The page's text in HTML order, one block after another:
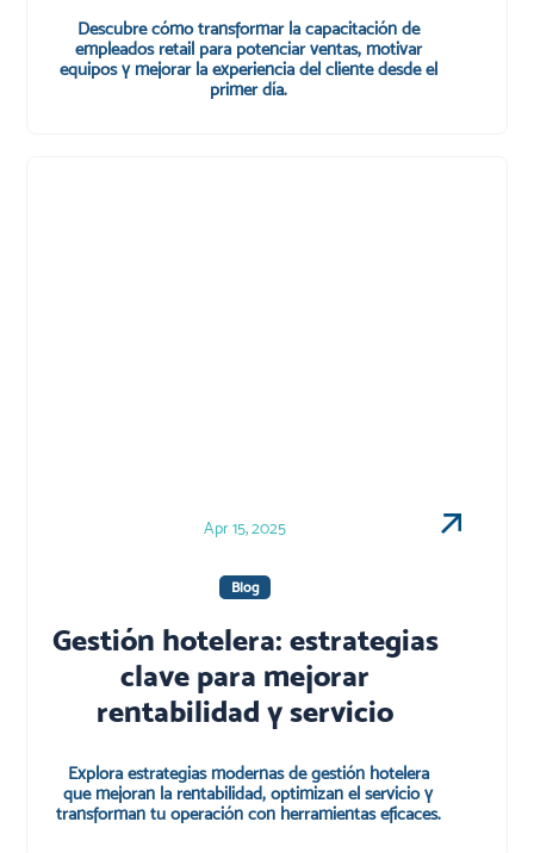
Descubre cómo transformar la capacitación de
empleados retail para potenciar ventas, motivar
equipos y mejorar la experiencia del cliente desde el
primer día.
Apr 15, 2025
Blog
Gestión hotelera: estrategias
clave para mejorar
rentabilidad y servicio
Explora estrategias modernas de gestión hotelera
que mejoran la rentabilidad, optimizan el servicio y
transforman tu operación con herramientas eficaces.